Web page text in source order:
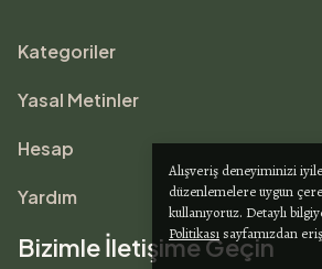
Alışveriş deneyiminizi
düzenlemelere uygun
kullanıyoruz. Detaylı
Politikasısayfamızdan
Kategoriler
Yasal Metinler
Hesap
Yardım
Bizimle İletişime Geçin